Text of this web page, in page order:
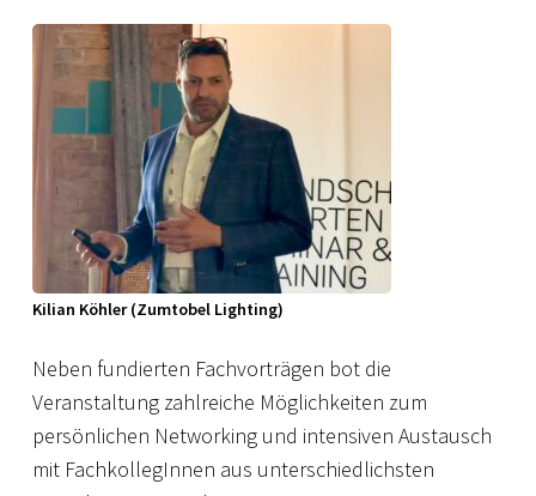
Kilian Köhler (Zumtobel Lighting)
Neben fundierten Fachvorträgen bot die
Veranstaltung zahlreiche Möglichkeiten zum
persönlichen Networking und intensiven Austausch
mit FachkollegInnen aus unterschiedlichsten